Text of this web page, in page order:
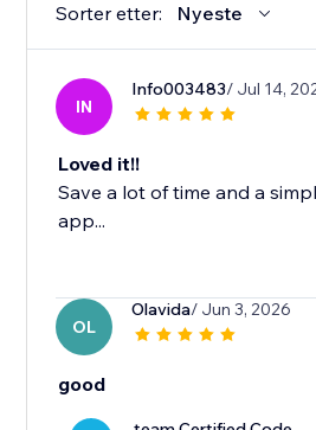
Sorter etter: Nyeste
IN
Info003483/ Jul 14,
Loved it!!
Save a lot of time and a
app...
OL
Olavida/ Jun 3, 2026
good